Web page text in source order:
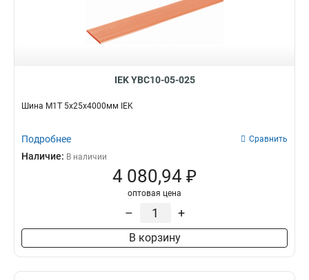
IEK YBC10-05-025
Шина М1Т 5х25х4000мм IEK
Подробнее Сравнить
Наличие: В наличии
4 080,94 ₽
оптовая цена
– +
В корзину